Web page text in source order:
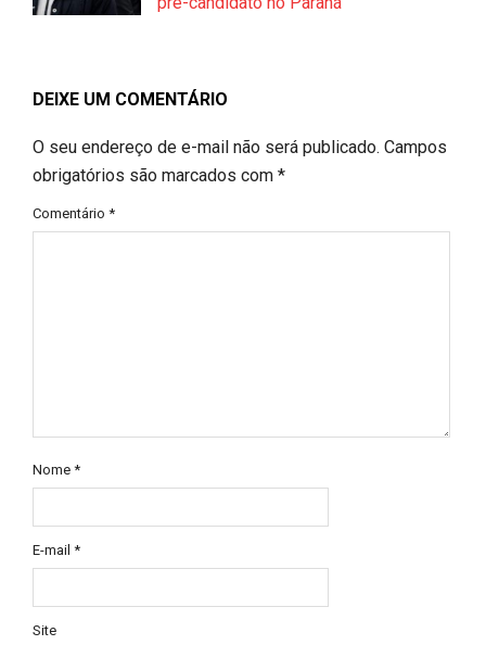
DEIXE UM COMENTÁRIO
O seu endereço de e-mail não será publicado. Campos
obrigatórios são marcados com *
Comentário *
Nome *
E-mail *
Site